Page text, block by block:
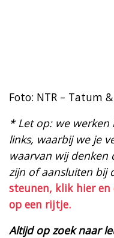
Foto: NTR – Tatum &
* Let op: we
links, waarbij we je
waarvan wij denken
zijn of aansluiten bij
steunen, klik hier
op een rijtje.
Altijd op zoek naar